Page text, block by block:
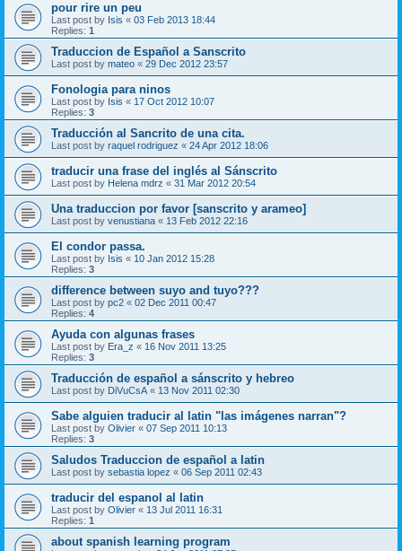
pour rire un peu
Last post by Isis « 03 Feb 2013 18:44
Replies: 1
Traduccion de Español a Sanscrito
Last post by mateo « 29 Dec 2012 23:57
Fonologia para ninos
Last post by Isis « 17 Oct 2012 10:07
Replies: 3
Traducción al Sancrito de una cita.
Last post by raquel rodriguez « 24 Apr 2012 18:06
traducir una frase del inglés al Sánscrito
Last post by Helena mdrz « 31 Mar 2012 20:54
Una traduccion por favor [sanscrito y arameo]
Last post by venustiana « 13 Feb 2012 22:16
El condor passa.
Last post by Isis « 10 Jan 2012 15:28
Replies: 3
difference between suyo and tuyo???
Last post by pc2 « 02 Dec 2011 00:47
Replies: 4
Ayuda con algunas frases
Last post by Era_z « 16 Nov 2011 13:25
Replies: 3
Traducción de español a sánscrito y hebreo
Last post by DiVuCsA« 13 Nov 2011 02:30
Sabe alguien traducir al latin "las imágenes narran"?
Last post by Olivier « 07 Sep 2011 10:13
Replies: 3
Saludos Traduccion de español a latin
Last post by sebastia lopez « 06 Sep 2011 02:43
traducir del espanol al latin
Last post by Olivier « 13 Jul 2011 16:31
Replies: 1
about spanish learning program